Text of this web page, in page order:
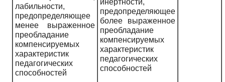
лабильности,
предопределяющее
менее выраженное
преобладание
компенсируемых
характеристик
педагогических
способностей
предопределяющее
более выраженное
преобладание
компенсируемых
характеристик
педагогических
способностей